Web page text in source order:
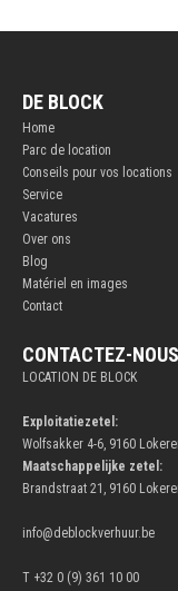
DE BLOCK
Home
Parc de location
Conseils pour vos locations
Service
Vacatures
Over ons
Blog
Matériel en images
Contact
CONTACTEZ-NOUS
LOCATION DE BLOCK
Exploitatiezetel:
Wolfsakker 4-6, 9160
Maatschappelijke zetel:
Brandstraat 21, 9160
info@deblockverhuur.be
T +32 0 (9) 361 10 00